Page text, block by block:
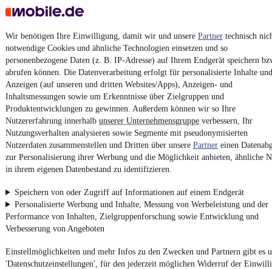
Wir benötigen Ihre Einwilligung, damit wir und unsere Partner technisch
notwendige Cookies und ähnliche Technologien einsetzen und so
personenbezogene Daten (z. B. IP-Adresse) auf Ihrem Endgerät speichern
abrufen können. Die Datenverarbeitung erfolgt für personalisierte Inhalte und
Anzeigen (auf unseren und dritten Websites/Apps), Anzeigen- und
Inhaltsmessungen sowie um Erkenntnisse über Zielgruppen und
Produktentwicklungen zu gewinnen. Außerdem können wir so Ihre
Nutzererfahrung innerhalb unserer Unternehmensgruppe verbessern, Ihr
Nutzungsverhalten analysieren sowie Segmente mit pseudonymisierten
Nutzerdaten zusammenstellen und Dritten über unsere Partner einen
zur Personalisierung ihrer Werbung und die Möglichkeit anbieten, ähnliche
in ihrem eigenen Datenbestand zu identifizieren.
Speichern von oder Zugriff auf Informationen auf einem Endgerät
Personalisierte Werbung und Inhalte, Messung von Werbeleistung und der
Performance von Inhalten, Zielgruppenforschung sowie Entwicklung und
Verbesserung von Angeboten
Einstellmöglichkeiten und mehr Infos zu den Zwecken und Partnern gibt es
'Datenschutzeinstellungen', für den jederzeit möglichen Widerruf der
AGB
Datenschutz
Datenschutzeinstellungen
Erklärung zur Barrierefreiheit
Report Security Vulnerability (English)
Powered by
VonNissan Gebrauchtwagenüber Nissan Leasing: Autos bei
mobile.definden